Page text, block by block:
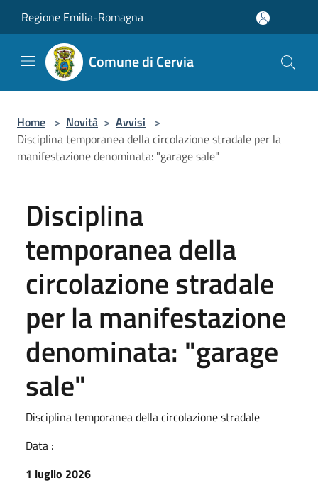
Regione Emilia-Romagna
Comune di Cervia
Home > Novità > Avvisi >
Disciplina temporanea della circolazione stradale per la
manifestazione denominata: "garage sale"
Disciplina
temporanea della
circolazione stradale
per la manifestazione
denominata: "garage
sale"
Disciplina temporanea della circolazione stradale
Data :
1 luglio 2026